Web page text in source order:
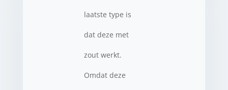
laatste type is
dat deze met
zout werkt.
Omdat deze